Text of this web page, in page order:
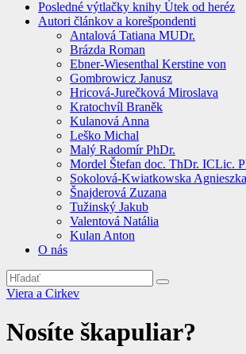
Posledné výtlačky knihy Útek od heréz
Autori článkov a korešpondenti
Antalová Tatiana MUDr.
Brázda Roman
Ebner-Wiesenthal Kerstine von
Gombrowicz Janusz
Hricová-Jurečková Miroslava
Kratochvíl Braněk
Kulanová Anna
Leško Michal
Malý Radomír PhDr.
Mordel Štefan doc. ThDr. ICLic.
Sokolová-Kwiatkowska Agnieszka
Šnajderová Zuzana
Tužinský Jakub
Valentová Natália
Kulan Anton
O nás
Viera a Cirkev
Nosíte škapuliar?